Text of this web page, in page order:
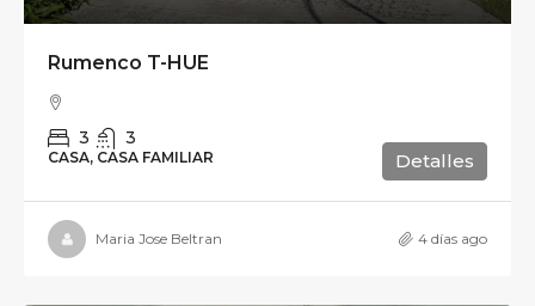
Rumenco T-HUE
3 3
CASA, CASA FAMILIAR Detalles
Maria Jose Beltran 4 días ago